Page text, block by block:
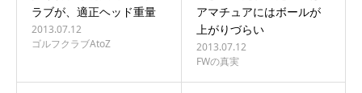
ラブが、適正ヘッド重量
2013.07.12
ゴルフクラブAtoZ
アマチュアにはボールが
上がりづらい
2013.07.12
FWの真実